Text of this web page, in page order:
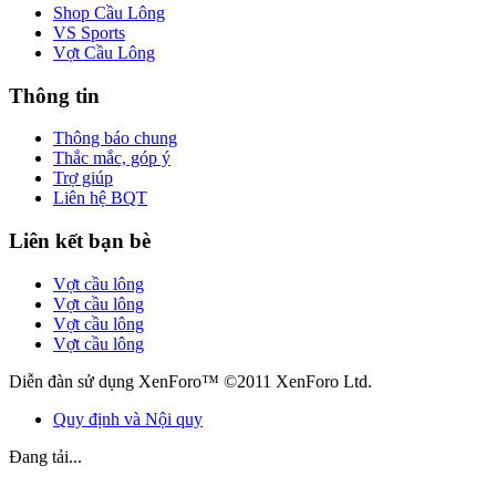
Shop Cầu Lông
VS Sports
Vợt Cầu Lông
Thông tin
Thông báo chung
Thắc mắc, góp ý
Trợ giúp
Liên hệ BQT
Liên kết bạn bè
Vợt cầu lông
Vợt cầu lông
Vợt cầu lông
Vợt cầu lông
Diễn đàn sử dụng XenForo™ ©2011 XenForo Ltd.
Quy định và Nội quy
Đang tải...